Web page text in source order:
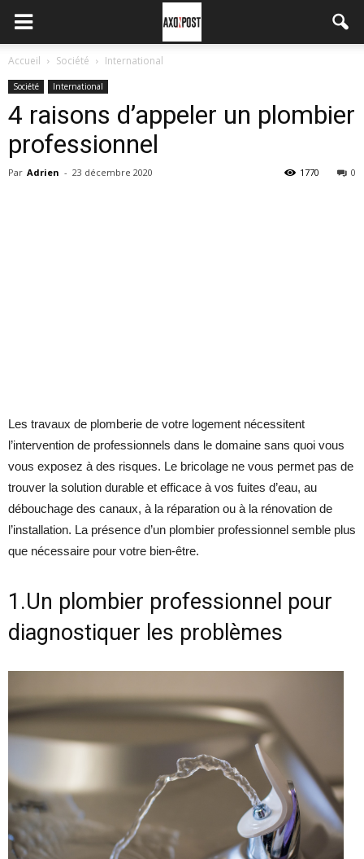
Accueil Société International
Société International
4 raisons d’appeler un plombier
professionnel
Par Adrien - 23 décembre 2020 0
1770
Les travaux de plomberie de votre logement nécessitent
l’intervention de professionnels dans le domaine sans quoi vous
vous exposez à des risques. Le bricolage ne vous permet pas de
trouver la solution durable et efficace à vos fuites d’eau, au
débouchage des canaux, à la réparation ou à la rénovation de
l’installation. La présence d’un plombier professionnel semble plus
que nécessaire pour votre bien-être.
1.Un plombier professionnel pour
diagnostiquer les problèmes